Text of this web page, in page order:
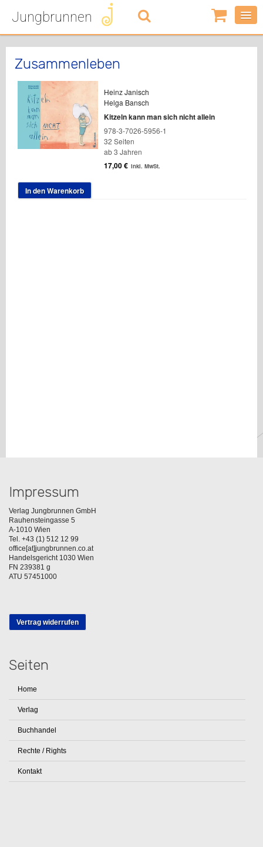
Jungbrunnen
0
Artikel
-
Zusammenleben
Heinz Janisch
Helga Bansch
Kitzeln kann man sich nicht allein
978-3-7026-5956-1
32 Seiten
ab 3 Jahren
17,00€ inkl. MwSt.
In den Warenkorb
Impressum
Verlag Jungbrunnen GmbH
Rauhensteingasse 5
A-1010 Wien
Tel. +43 (1) 512 12 99
office[at]jungbrunnen.co.at
Handelsgericht 1030 Wien
FN 239381 g
ATU 57451000
Vertrag widerrufen
Seiten
Home
Verlag
Buchhandel
Rechte / Rights
Kontakt